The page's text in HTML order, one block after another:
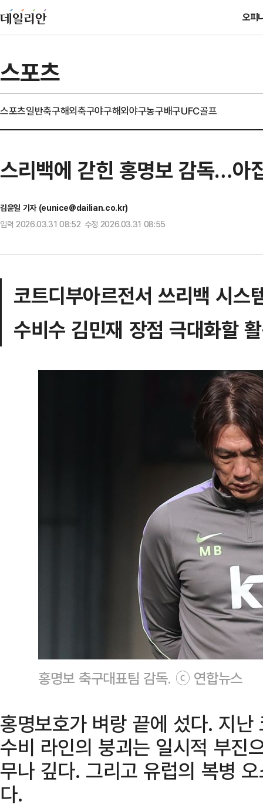
오피
스포츠
스포츠일반축구해외축구야구해외야구농구배구UFC골프
스리백에 갇힌 홍명보 감독…아
김윤일 기자 (eunice@dailian.co.kr)
입력 2026.03.31 08:52 수정 2026.03.31 08:55
코트디부아르전서 쓰리백 시스
수비수 김민재 장점 극대화할
홍명보 축구대표팀 감독. ⓒ 연합뉴스
홍명보호가 벼랑 끝에 섰다. 지
수비 라인의 붕괴는 일시적 부진
무나 깊다. 그리고 유럽의 복병
다.